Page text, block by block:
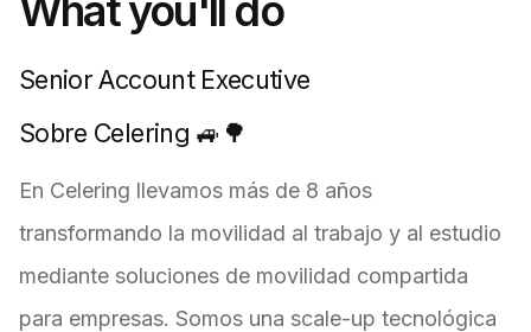
What you'll do
Senior Account Executive
Sobre Celering 🚙🌳
En Celering llevamos más de 8 años
transformando la movilidad al trabajo y al estudio
mediante soluciones de movilidad compartida
para empresas. Somos una scale-up tecnológica